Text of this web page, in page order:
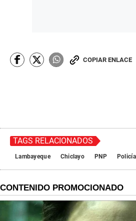
COPIAR ENLACE
TAGS RELACIONADOS
Lambayeque Chiclayo PNP